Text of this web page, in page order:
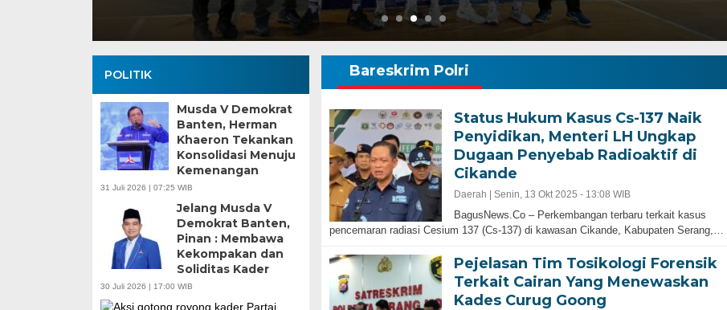
POLITIK
Musda V Demokrat
Banten, Herman
Khaeron Tekankan
Konsolidasi Menuju
Kemenangan
31 Juli 2026 | 07:25 WIB
Jelang Musda V
Demokrat Banten,
Pinan : Membawa
Kekompakan dan
Soliditas Kader
30 Juli 2026 | 17:00 WIB
Bareskrim Polri
Status Hukum Kasus Cs-137 Naik
Penyidikan, Menteri LH Ungkap
Dugaan Penyebab Radioaktif di
Cikande
Daerah | Senin, 13 Okt 2025 - 13:08 WIB
BagusNews.Co – Perkembangan terbaru terkait kasus
pencemaran radiasi Cesium 137 (Cs-137) di kawasan Cikande, Kabupaten Serang,…
Pejelasan Tim Tosikologi Forensik
Terkait Cairan Yang Menewaskan
Kades Curug Goong
Banten Butuh Gubernur Progresif dan
Gubernur Baru, Banten Harus Lebih Maju |
Perencanaan Pembangunan Infrastrukur
Adalah Kunci